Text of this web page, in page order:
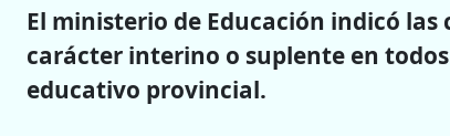
El ministerio de Educación indicó
carácter interino o suplente en
educativo provincial.